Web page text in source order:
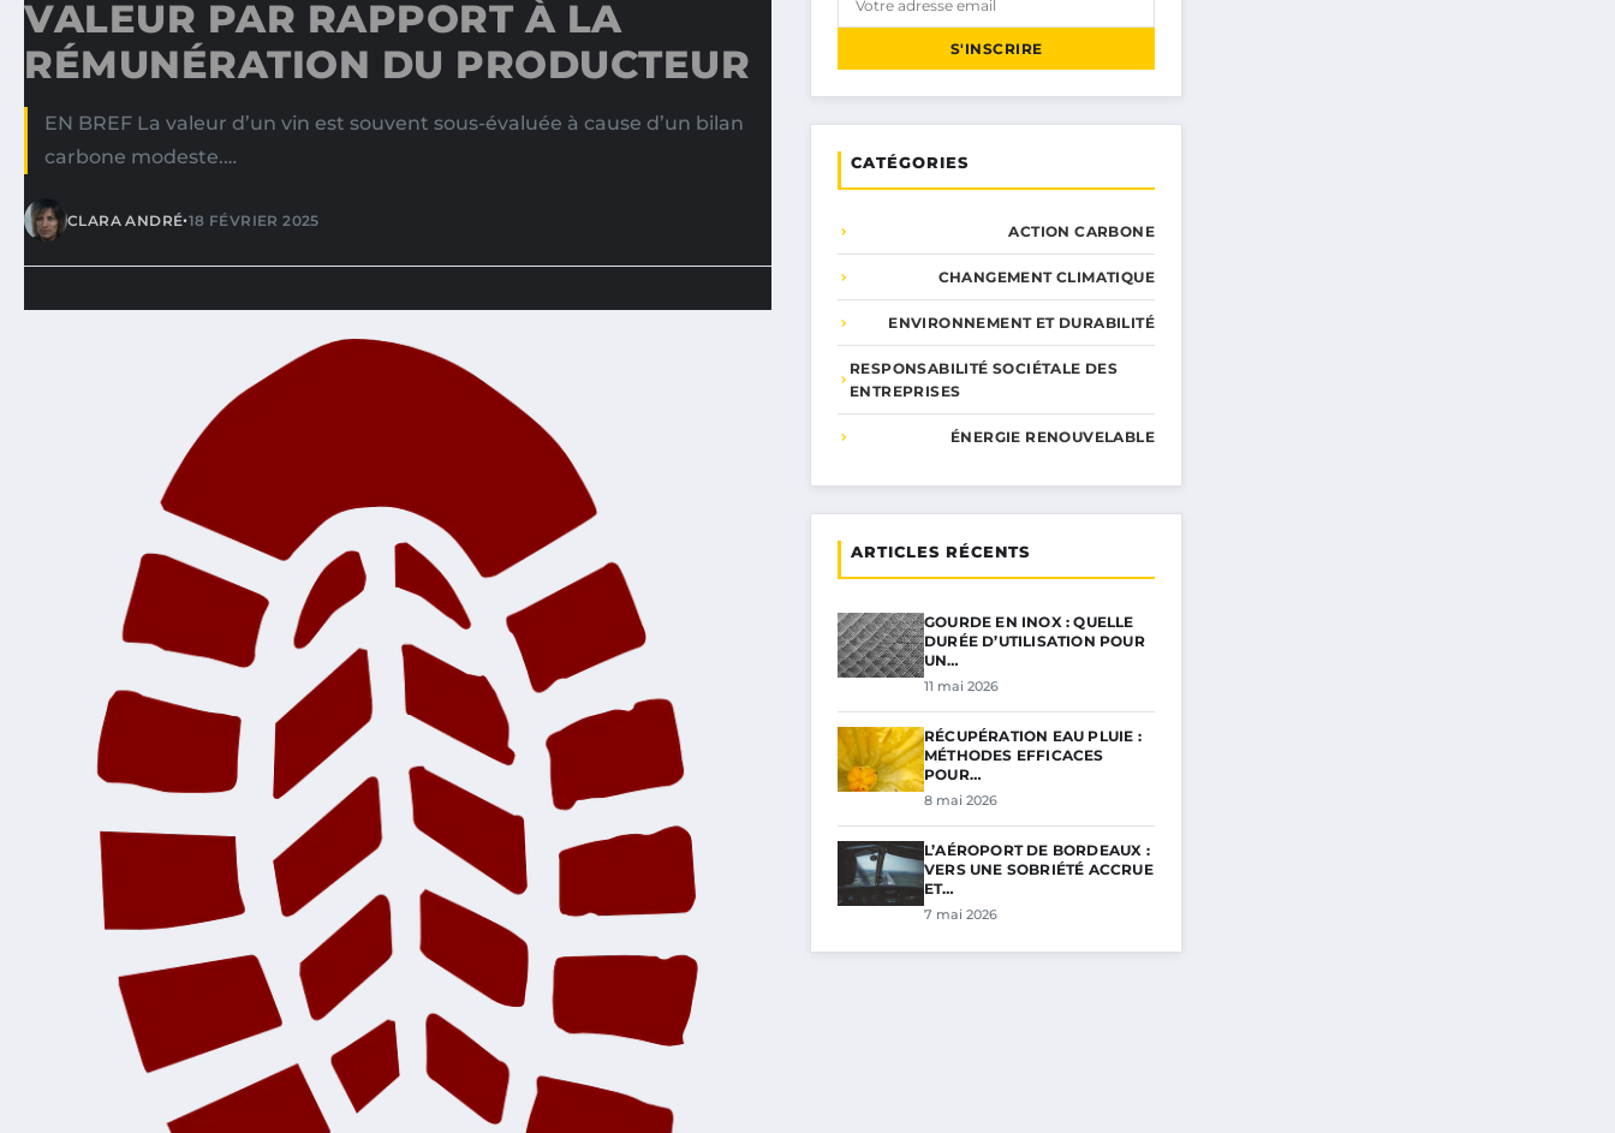
VALEUR PAR RAPPORT À LA
RÉMUNÉRATION DU PRODUCTEUR
EN BREF La valeur d’un vin est souvent sous-évaluée à cause d’un bilan
carbone modeste.…
CLARA ANDRÉ•18 FÉVRIER 2025
S'INSCRIRE
CATÉGORIES
ACTION CARBONE
CHANGEMENT CLIMATIQUE
ENVIRONNEMENT ET DURABILITÉ
RESPONSABILITÉ SOCIÉTALE DES
ENTREPRISES
ÉNERGIE RENOUVELABLE
ARTICLES RÉCENTS
GOURDE EN INOX : QUELLE
DURÉE D’UTILISATION POUR
UN…
11 mai 2026
RÉCUPÉRATION EAU PLUIE :
MÉTHODES EFFICACES
POUR…
8 mai 2026
L’AÉROPORT DE BORDEAUX :
VERS UNE SOBRIÉTÉ ACCRUE
ET…
7 mai 2026